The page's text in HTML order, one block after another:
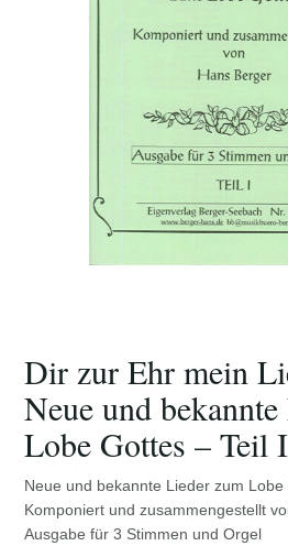
Dir zur Ehr mein
Neue und
Lobe Gottes – Teil I
Neue und bekannte Lieder zum Lobe
Komponiert und zusammengestellt
Ausgabe für 3 Stimmen und Orgel